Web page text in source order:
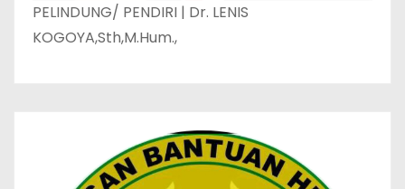
PELINDUNG/ PENDIRI | Dr. LENIS
KOGOYA,Sth,M.Hum.,